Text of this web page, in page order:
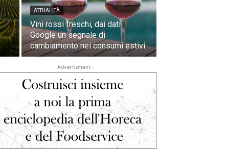
ATTUALITÀ
Vini rossi freschi, dai dati
Google un segnale di
cambiamento nei consumi estivi
- Advertisment -